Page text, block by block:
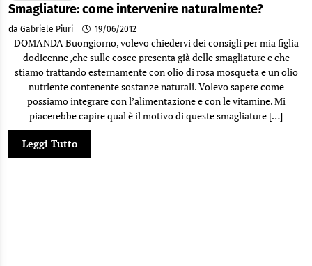
Smagliature: come intervenire naturalmente?
da Gabriele Piuri 19/06/2012
DOMANDA Buongiorno, volevo chiedervi dei consigli per mia figlia
dodicenne ,che sulle cosce presenta già delle smagliature e che
stiamo trattando esternamente con olio di rosa mosqueta e un olio
nutriente contenente sostanze naturali. Volevo sapere come
possiamo integrare con l’alimentazione e con le vitamine. Mi
piacerebbe capire qual è il motivo di queste smagliature […]
Leggi Tutto